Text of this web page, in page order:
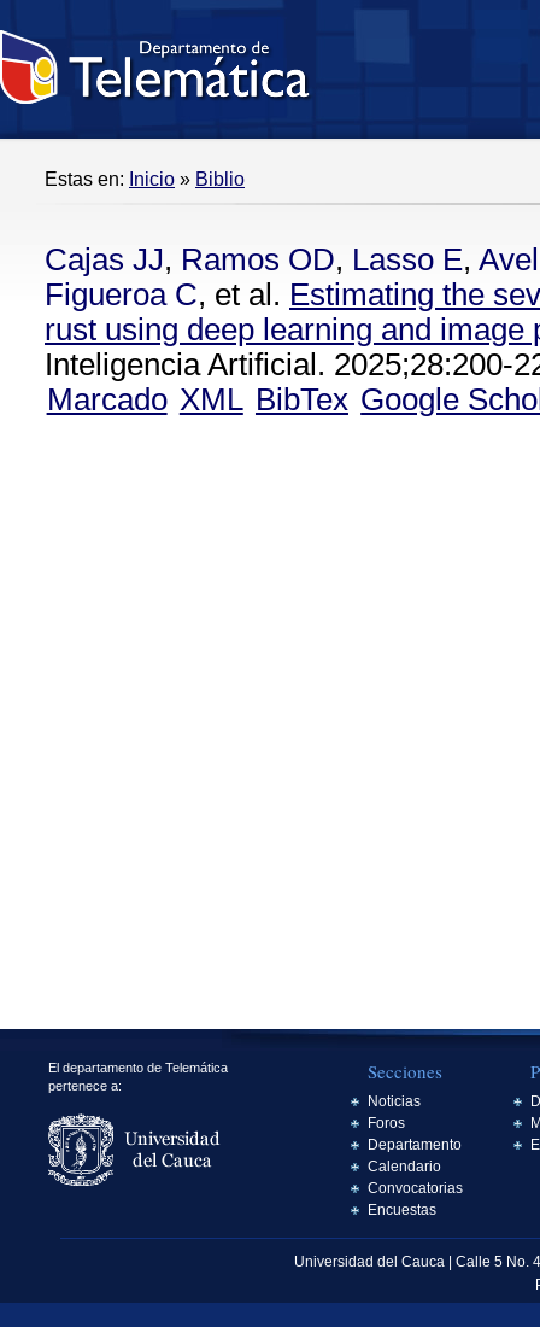
Estas en: Inicio » Biblio
Cajas JJ, Ramos OD, Lasso E,
Figueroa C, et al. Estimating the
rust using deep learning and image
Inteligencia Artificial. 2025;28:200-
Marcado XML BibTex Google
El departamento de Telemática
pertenece a:
Secciones
Noticias
Foros
Departamento
Calendario
Convocatorias
Encuestas
Universidad del Cauca | Calle 5 No.